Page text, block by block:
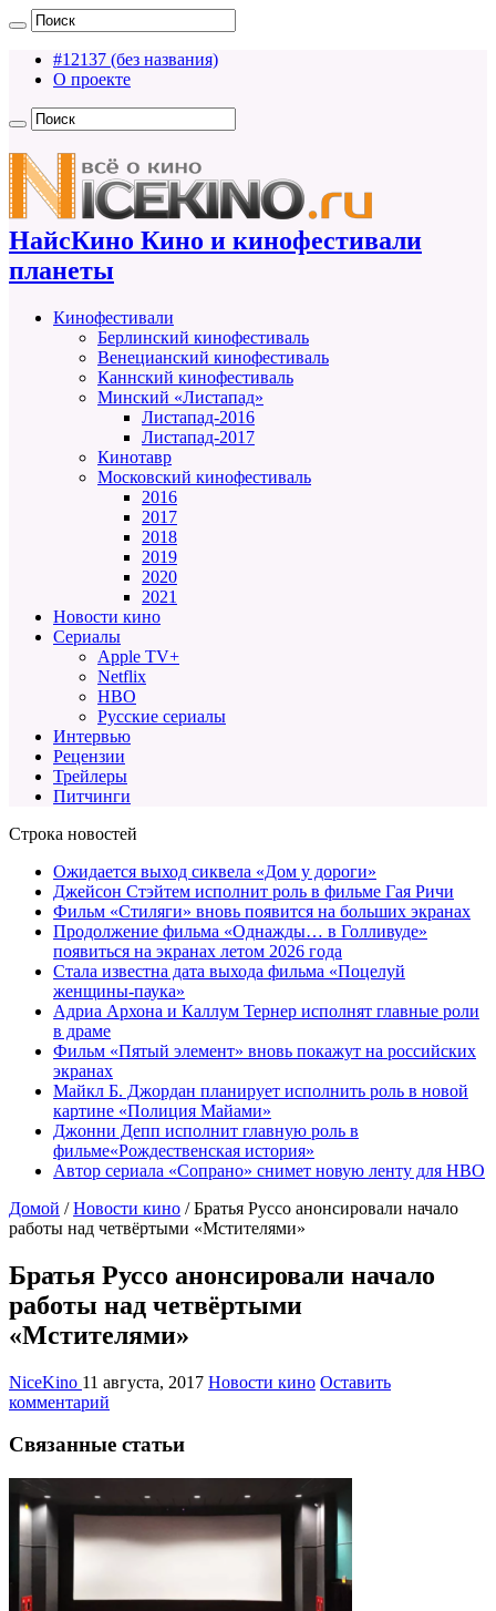
#12137 (без названия)
О проекте
НайсКино Кино и кинофестивали
планеты
Кинофестивали
Берлинский кинофестиваль
Венецианский кинофестиваль
Каннский кинофестиваль
Минский «Листапад»
Листапад-2016
Листапад-2017
Кинотавр
Московский кинофестиваль
2016
2017
2018
2019
2020
2021
Новости кино
Сериалы
Apple TV+
Netflix
HBO
Русские сериалы
Интервью
Рецензии
Трейлеры
Питчинги
Строка новостей
Ожидается выход сиквела «Дом у дороги»
Джейсон Стэйтем исполнит роль в фильме Гая Ричи
Фильм «Стиляги» вновь появится на больших экранах
Продолжение фильма «Однажды… в Голливуде»
появиться на экранах летом 2026 года
Стала известна дата выхода фильма «Поцелуй
женщины-паука»
Адриа Архона и Каллум Тернер исполнят главные роли
в драме
Фильм «Пятый элемент» вновь покажут на российских
экранах
Майкл Б. Джордан планирует исполнить роль в новой
картине «Полиция Майами»
Джонни Депп исполнит главную роль в
фильме«Рождественская история»
Автор сериала «Сопрано» снимет новую ленту для HBO
Домой / Новости кино / Братья Руссо анонсировали начало
работы над четвёртыми «Мстителями»
Братья Руссо анонсировали начало
работы над четвёртыми
«Мстителями»
NiceKino 11 августа, 2017 Новости кино Оставить
комментарий
Связанные статьи